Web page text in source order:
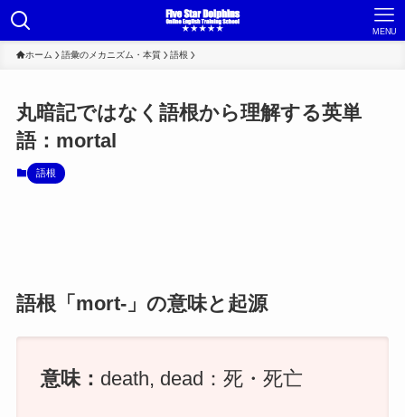
MENU
ホーム 語彙のメカニズム・本質 語根
丸暗記ではなく語根から理解する英単
語：mortal
語根
語根「mort-」の意味と起源
意味： death, dead：死・死亡